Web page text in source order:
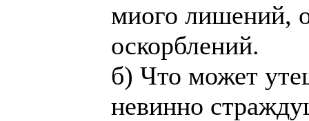
миого лишений,
оскорблений.
б) Что может
невинно